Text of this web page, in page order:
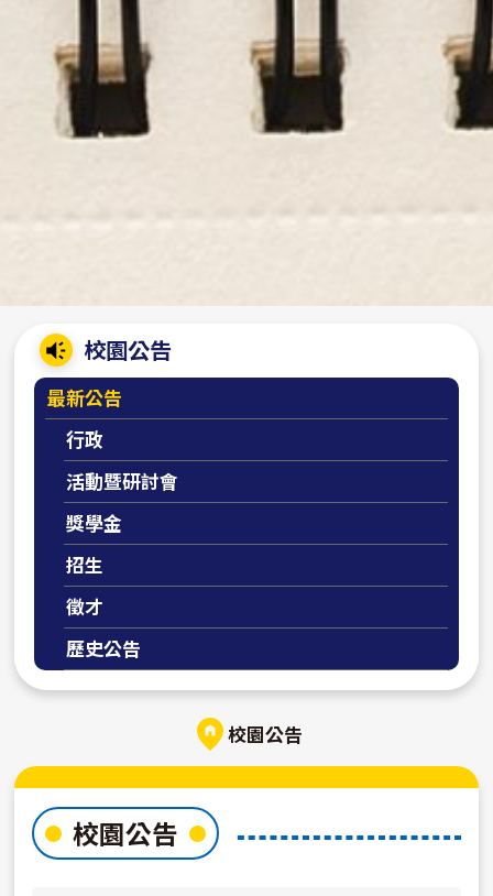
校園公告
最新公告
行政
活動暨研討會
獎學金
招生
徵才
歷史公告
校園公告
校園公告